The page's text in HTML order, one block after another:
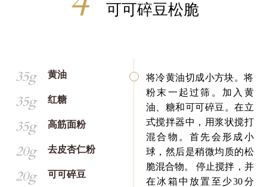
可可碎豆松脆
35g 黄油
35g 红糖
35g 高筋面粉
20g 去皮杏仁粉
20g 可可碎豆
将冷黄油切成小方块。将
粉末一起过筛。加入黄
油、糖和可可碎豆。在立
式搅拌器中，用浆状搅打
混合物。首先会形成小
球，然后是稍微均质的松
脆混合物。 停止搅拌，并
在冰箱中放置至少30分